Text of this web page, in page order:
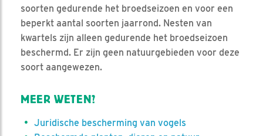
soorten gedurende het broedseizoen en voor een
beperkt aantal soorten jaarrond. Nesten van
kwartels zijn alleen gedurende het broedseizoen
beschermd. Er zijn geen natuurgebieden voor deze
soort aangewezen.
MEER WETEN?
Juridische bescherming van vogels